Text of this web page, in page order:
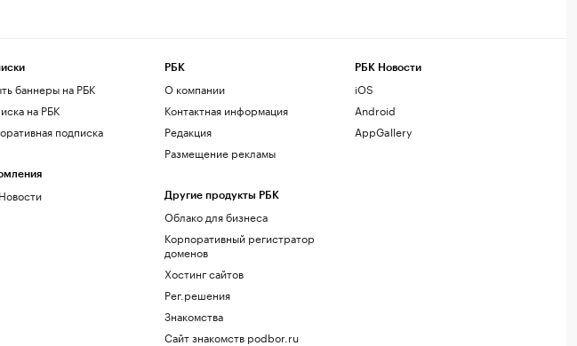
баннеры на РБК
на РБК
подписка
РБК
О компании
Контактная информация
Редакция
Размещение рекламы
Другие продукты РБК
Облако для бизнеса
Корпоративный регистратор
доменов
Хостинг сайтов
Рег.решения
Знакомства
Сайт знакомств podbor.ru
РБК Новости
iOS
Android
AppGallery